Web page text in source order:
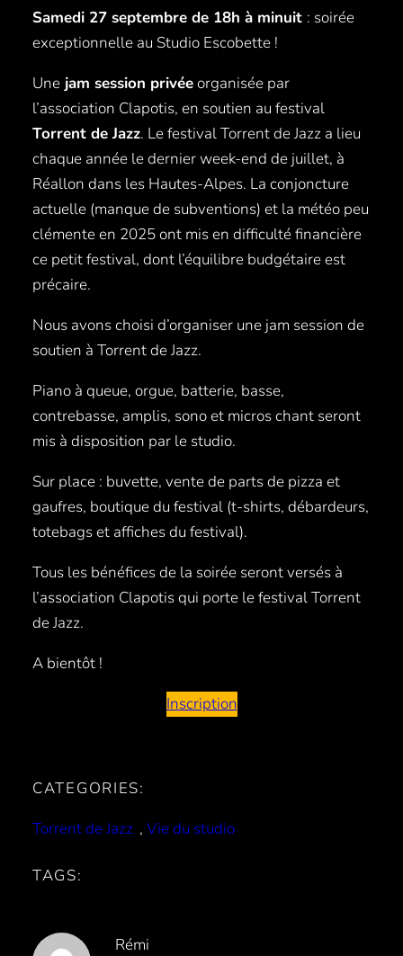
Samedi 27 septembre de 18h à minuit : soirée
exceptionnelle au Studio Escobette !
Une jam session privéeorganisée par
l’association Clapotis, en soutien au festival
Torrent de Jazz. Le festival Torrent de Jazz a lieu
chaque année le dernier week-end de juillet, à
Réallon dans les Hautes-Alpes. La conjoncture
actuelle (manque de subventions) et la météo peu
clémente en 2025 ont mis en difficulté financière
ce petit festival, dont l’équilibre budgétaire est
précaire.
Nous avons choisi d’organiser une jam session de
soutien à Torrent de Jazz.
Piano à queue, orgue, batterie, basse,
contrebasse, amplis, sono et micros chant seront
mis à disposition par le studio.
Sur place : buvette, vente de parts de pizza et
gaufres, boutique du festival (t-shirts, débardeurs,
totebags et affiches du festival).
Tous les bénéfices de la soirée seront versés à
l’association Clapotis qui porte le festival Torrent
de Jazz.
A bientôt !
Inscription
CATEGORIES:
Torrent de Jazz , Vie du studio
TAGS:
Rémi